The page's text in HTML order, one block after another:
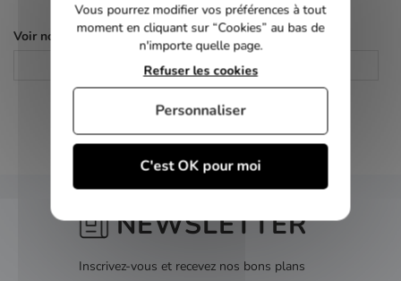
Voir nos autres pages :
Consoles Retro
Consoles de salon
NEWSLETTER
Inscrivez-vous et recevez nos bons plans
Vous pourrez modifier vos préférences à tout
moment en cliquant sur “Cookies” au bas de
n'importe quelle page.
C'est OK pour moi
Refuser les cookies
Personnaliser